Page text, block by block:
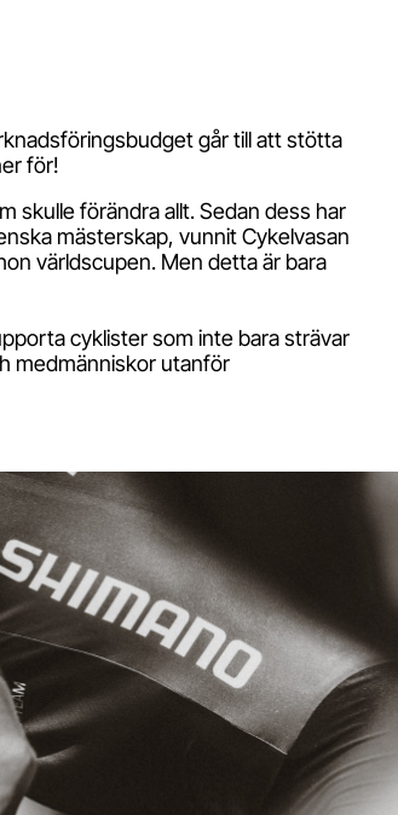
går till att stötta
för!
skulle förändra allt. Sedan dess har
mästerskap, vunnit Cykelvasan
världscupen. Men detta är bara
cyklister som inte bara strävar
medmänniskor utanför